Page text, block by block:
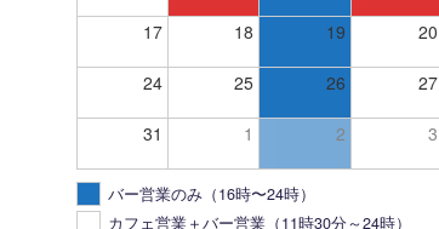
17 18 19 20
24 25 26 27
31 1 2 3
バー営業のみ（16時〜24時）
カフェ営業＋バー営業（11時30分～24時）